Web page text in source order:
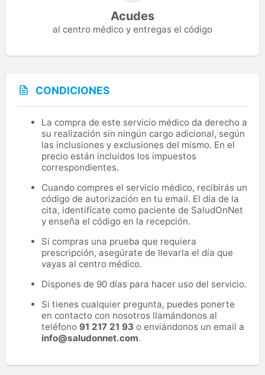
Acudes
al centro médico y entregas el código
CONDICIONES
La compra de este servicio médico da derecho a
su realización sin ningún cargo adicional, según
las inclusiones y exclusiones del mismo. En el
precio están incluidos los impuestos
correspondientes.
Cuando compres el servicio médico, recibirás un
código de autorización en tu email. El día de la
cita, identifícate como paciente de SaludOnNet
y enseña el código en la recepción.
Si compras una prueba que requiera
prescripción, asegúrate de llevarla el día que
vayas al centro médico.
Dispones de 90 días para hacer uso del servicio.
Si tienes cualquier pregunta, puedes ponerte
en contacto con nosotros llamándonos al
teléfono 91 217 21 93 o enviándonos un email a
info@saludonnet.com.